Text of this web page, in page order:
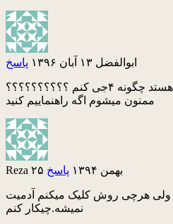
ابوالفضل ۱۳ آبان ۱۳۹۶ پاسخ
سلام گوشی من ال جی جی ۴ هستد چگونه ۴جی کنم ؟؟؟؟؟؟؟؟؟؟
ممنون میشوم اگه راهنماییم کنید
Reza ۲۵ بهمن ۱۳۹۴ پاسخ
ولی هرچی روش کلیک میکنم آدمیت
نمیشه.چیکار کنم